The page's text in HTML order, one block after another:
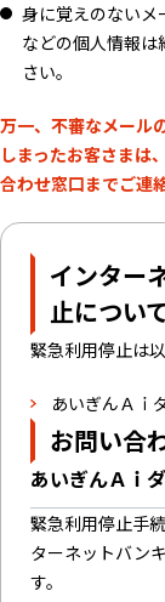
身に覚えのないメ
などの個人情報
さい。
万一、不審なメール
しまったお客さまは
合わせ窓口までご連
インター
止につい
緊急利用停止は
あいぎんＡｉ
お問い合
あいぎんＡｉ
緊急利用停止手
ターネットバン
す。